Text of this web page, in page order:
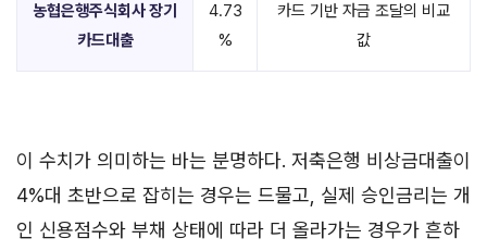
농협은행주식회사 장기
카드대출
4.73
%
카드 기반 자금 조달의 비교
값
이 수치가 의미하는 바는 분명하다. 저축은행 비상금대출이
4%대 초반으로 잡히는 경우는 드물고, 실제 승인금리는 개
인 신용점수와 부채 상태에 따라 더 올라가는 경우가 흔하